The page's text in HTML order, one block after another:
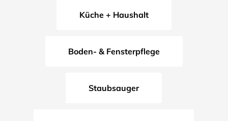
Küche + Haushalt
Boden- & Fensterpflege
Staubsauger